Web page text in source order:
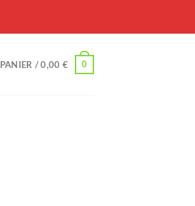
PANIER /0,00 € 0